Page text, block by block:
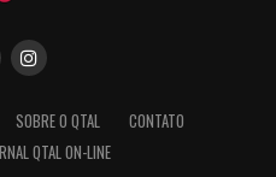
SOBRE O QTAL
CONTATO
QTAL ON-LINE